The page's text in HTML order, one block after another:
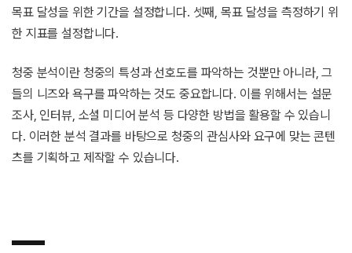
목표 달성을 위한 기간을 설정합니다. 셋째, 목표 달성을 측정하기 위
한 지표를 설정합니다.
청중 분석이란 청중의 특성과 선호도를 파악하는 것뿐만 아니라, 그
들의 니즈와 욕구를 파악하는 것도 중요합니다. 이를 위해서는 설문
조사, 인터뷰, 소셜 미디어 분석 등 다양한 방법을 활용할 수 있습니
다. 이러한 분석 결과를 바탕으로 청중의 관심사와 요구에 맞는 콘텐
츠를 기획하고 제작할 수 있습니다.